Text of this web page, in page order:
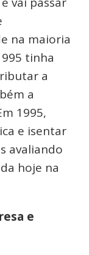
na maioria
tinha
a
a
1995,
e isentar
avaliando
hoje na
e